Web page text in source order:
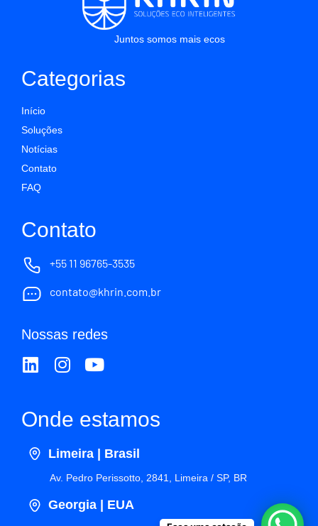
Juntos somos mais ecos
Categorias
Início
Soluções
Notícias
Contato
FAQ
Contato
+55 11 96765-3535
contato@khrin.com.br
Nossas redes
Onde estamos
Limeira | Brasil
Av. Pedro Perissotto, 2841, Limeira / SP, BR
Georgia | EUA